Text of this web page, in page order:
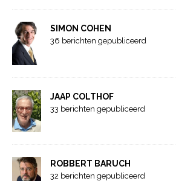
SIMON COHEN
36 berichten gepubliceerd
JAAP COLTHOF
33 berichten gepubliceerd
ROBBERT BARUCH
32 berichten gepubliceerd